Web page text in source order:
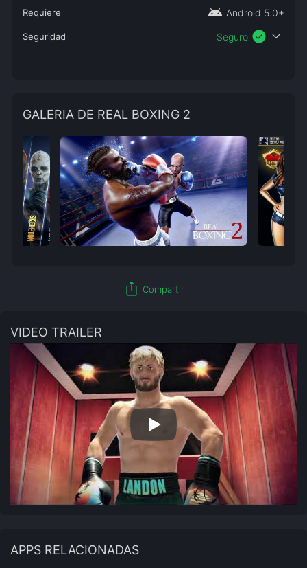
Requiere android Android 5.0+
Seguridad Seguro check_circle expand_more
GALERIA DE REAL BOXING 2
ios_share Compartir
VIDEO TRAILER
APPS RELACIONADAS